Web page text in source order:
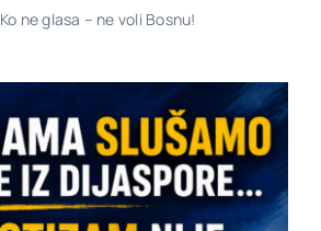
Ko ne glasa – ne voli Bosnu!